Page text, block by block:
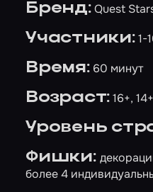
Бренд:Quest
Участники:1-
Время:60 минут
Возраст:16+,
Уровень
Фишки:
более 4